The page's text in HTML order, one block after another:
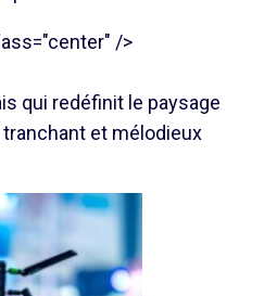
/>
qui redéfinit le paysage
et mélodieux